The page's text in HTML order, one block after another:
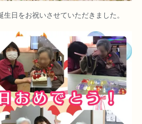
日をお祝いさせていただきました。